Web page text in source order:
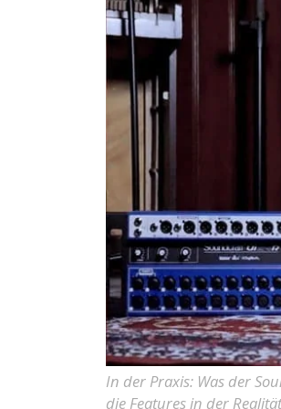
In der Praxis: Was der
die Features in der